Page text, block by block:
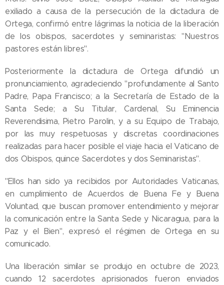
exiliado a causa de la persecución de la dictadura de
Ortega, confirmó entre lágrimas la noticia de la liberación
de los obispos, sacerdotes y seminaristas: "Nuestros
pastores están libres".
Posteriormente la dictadura de Ortega difundió un
pronunciamiento, agradeciendo "profundamente al Santo
Padre, Papa Francisco; a la Secretaría de Estado de la
Santa Sede; a Su Titular, Cardenal, Su Eminencia
Reverendisima, Pietro Parolin, y a su Equipo de Trabajo,
por las muy respetuosas y discretas coordinaciones
realizadas para hacer posible el viaje hacia el Vaticano de
dos Obispos, quince Sacerdotes y dos Seminaristas".
"Ellos han sido ya recibidos por Autoridades Vaticanas,
en cumplimiento de Acuerdos de Buena Fe y Buena
Voluntad, que buscan promover entendimiento y mejorar
la comunicación entre la Santa Sede y Nicaragua, para la
Paz y el Bien", expresó el régimen de Ortega en su
comunicado.
Una liberación similar se produjo en octubre de 2023,
cuando 12 sacerdotes aprisionados fueron enviados